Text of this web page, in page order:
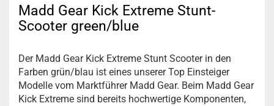
Madd Gear Kick Extreme Stunt-
Scooter green/blue
Der Madd Gear Kick Extreme Stunt Scooter in den
Farben grün/blau ist eines unserer Top Einsteiger
Modelle vom Marktführer Madd Gear. Beim Madd Gear
Kick Extreme sind bereits hochwertige Komponenten,